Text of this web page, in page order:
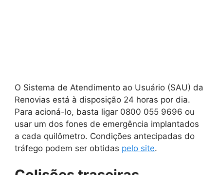
O Sistema de Atendimento ao Usuário (SAU) da
Renovias está à disposição 24 horas por dia.
Para acioná-lo, basta ligar 0800 055 9696 ou
usar um dos fones de emergência implantados
a cada quilômetro. Condições antecipadas do
tráfego podem ser obtidas pelo site.